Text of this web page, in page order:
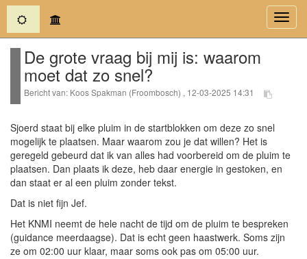
(current)
De grote vraag bij mij is: waarom
moet dat zo snel?
Bericht van: Koos Spakman (Froombosch) , 12-03-2025 14:31
Sjoerd staat bij elke pluim in de startblokken om deze zo snel
mogelijk te plaatsen. Maar waarom zou je dat willen? Het is
geregeld gebeurd dat ik van alles had voorbereid om de pluim te
plaatsen. Dan plaats ik deze, heb daar energie in gestoken, en
dan staat er al een pluim zonder tekst.
Dat is niet fijn Jef.
Het KNMI neemt de hele nacht de tijd om de pluim te bespreken
(guidance meerdaagse). Dat is echt geen haastwerk. Soms zijn
ze om 02:00 uur klaar, maar soms ook pas om 05:00 uur.